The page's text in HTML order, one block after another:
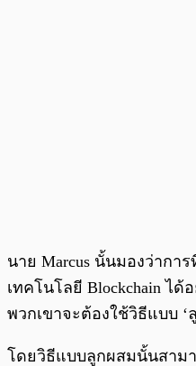
นาย Marcus นั้นมองว่ากา
เทคโนโลยี Blockchain ไ
พวกเขาจะต้องใช้วิธีแบบ ‘
โดยวิธีแบบลูกผสมนั้นสาม